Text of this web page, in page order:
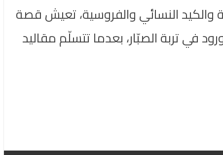
والكيد النسائي والفروسية، تعيش قصة
في تربة الصبّار، بعدما تتسلّم مقاليد